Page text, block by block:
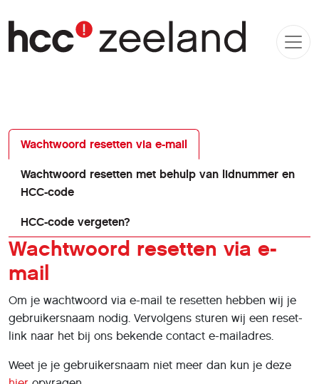
Wachtwoord resetten via e-mail
Wachtwoord resetten met behulp van lidnummer en
HCC-code
HCC-code vergeten?
Wachtwoord resetten via e-
mail
Om je wachtwoord via e-mail te resetten hebben wij je
gebruikersnaam nodig. Vervolgens sturen wij een reset-
link naar het bij ons bekende contact e-mailadres.
Weet je je gebruikersnaam niet meer dan kun je deze